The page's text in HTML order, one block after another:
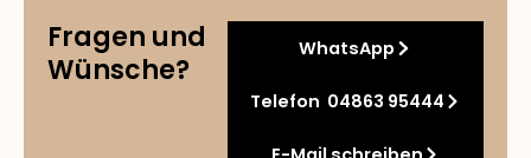
Fragen und
Wünsche?
WhatsApp
Telefon 04863 95444